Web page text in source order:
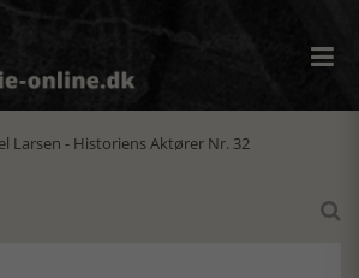
Larsen - Historiens Aktører Nr. 32
